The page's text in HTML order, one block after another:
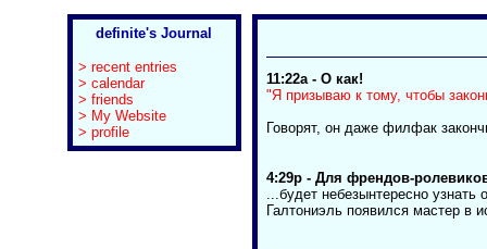
definite's Journal
> recent entries
> calendar
> friends
> My Website
> profile
11:22a- О как!
"Я призываю к тому, чтобы
Говорят, он даже филфак
4:29p- Для френдов-
...будет небезынтересно
Галтониэль появился мастер в